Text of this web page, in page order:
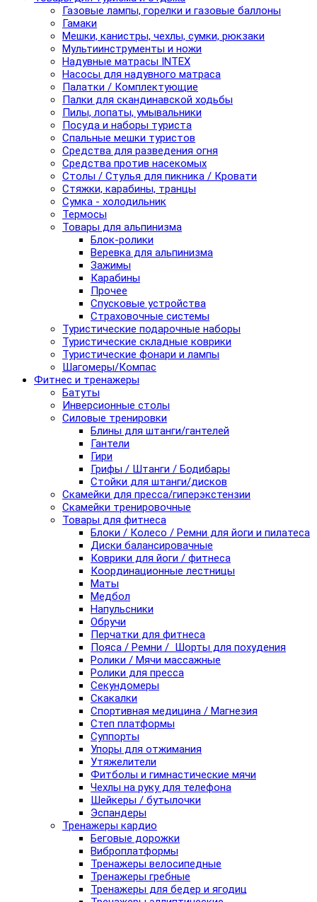
Газовые лампы, горелки и газовые баллоны
Гамаки
Мешки, канистры, чехлы, сумки, рюкзаки
Мультиинструменты и ножи
Надувные матрасы INTEX
Насосы для надувного матраса
Палатки / Комплектующие
Палки для скандинавской ходьбы
Пилы, лопаты, умывальники
Посуда и наборы туриста
Спальные мешки туристов
Средства для разведения огня
Средства против насекомых
Столы / Стулья для пикника / Кровати
Стяжки, карабины, транцы
Сумка - холодильник
Термосы
Товары для альпинизма
Блок-ролики
Веревка для альпинизма
Зажимы
Карабины
Прочее
Спусковые устройства
Страховочные системы
Туристические подарочные наборы
Туристические складные коврики
Туристические фонари и лампы
Шагомеры/Компас
Фитнес и тренажеры
Батуты
Инверсионные столы
Силовые тренировки
Блины для штанги/гантелей
Гантели
Гири
Грифы / Штанги / Бодибары
Стойки для штанги/дисков
Скамейки для пресса/гиперэкстензии
Скамейки тренировочные
Товары для фитнеса
Блоки / Колесо / Ремни для йоги и пилатеса
Диски балансировачные
Коврики для йоги / фитнеса
Координационные лестницы
Маты
Медбол
Напульсники
Обручи
Перчатки для фитнеса
Пояса / Ремни / Шорты для похудения
Ролики / Мячи массажные
Ролики для пресса
Секундомеры
Скакалки
Спортивная медицина / Магнезия
Степ платформы
Суппорты
Упоры для отжимания
Утяжелители
Фитболы и гимнастические мячи
Чехлы на руку для телефона
Шейкеры / бутылочки
Эспандеры
Тренажеры кардио
Беговые дорожки
Виброплатформы
Тренажеры велосипедные
Тренажеры гребные
Тренажеры для бедер и ягодиц